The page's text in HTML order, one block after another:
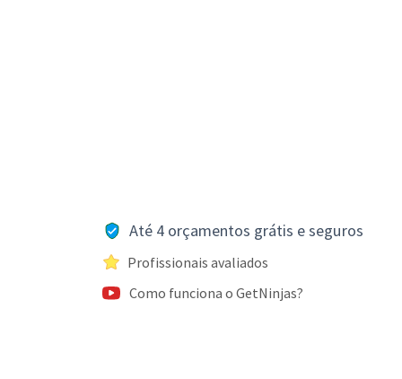
Até 4 orçamentos grátis e seguros
Profissionais avaliados
Como funciona o GetNinjas?